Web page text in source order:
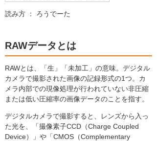
読み方 ： ろうでーた
RAWデータとは
RAWとは、「生」「未加工」の意味。デジタル
カメラで撮影された画像の記録形式の1つ。カ
メラ内部での現像処理が行われていない非圧縮
または低い圧縮率の画像データのことを指す。
デジタルカメラで撮影すると、レンズから入っ
た光を、「撮像素子CCD（Charge Coupled
Device）」や「CMOS（Complementary